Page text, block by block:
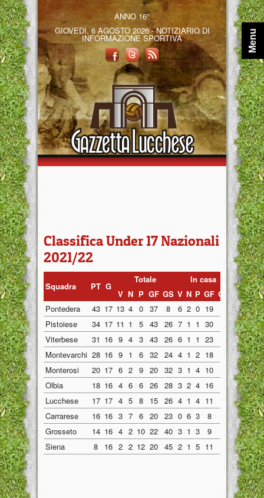
ANNO 16°
GIOVEDÌ, 6 AGOSTO 2026 - NOTIZIARIO DI
INFORMAZIONE SPORTIVA
Classifica Under 17 Nazionali
2021/22
Squadra PT G
Totale In casa
Fuori
V N P GF GS V N P GF GS V N P
Pontedera
43 17 13 4 0 37 8 6 2 0 19 7 2 0
Pistoiese
34 17 11 1 5 43 26 7 1 1 30 4 0 4
Viterbese
31 16 9 4 3 43 26 6 1 1 23 3 3 2
Montevarchi 28 16 9 1 6 32 24 4 1 2 18 5 0 4
Monterosi
20 17 6 2 9 20 32 3 1 4 10 3 1 5
Olbia
18 16 4 6 6 26 28 3 2 4 16 1 4 2
Lucchese
17 17 4 5 8 15 26 4 1 4 11 0 4 4
Carrarese
16 16 3 7 6 20 23 0 6 3 8 3 1 3
Grosseto
14 16 4 2 10 22 40 3 1 3 9 1 1 7
Siena
8 16 2 2 12 20 45 2 1 5 11 0 1 7
Menu